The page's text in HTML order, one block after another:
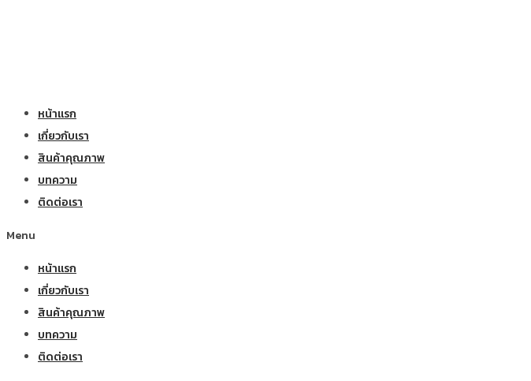
หน้าแรก
เกี่ยวกับเรา
สินค้าคุณภาพ
บทความ
ติดต่อเรา
Menu
หน้าแรก
เกี่ยวกับเรา
สินค้าคุณภาพ
บทความ
ติดต่อเรา